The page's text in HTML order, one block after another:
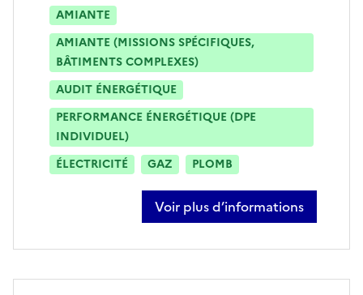
AMIANTE
AMIANTE (MISSIONS SPÉCIFIQUES,
BÂTIMENTS COMPLEXES)
AUDIT ÉNERGÉTIQUE
PERFORMANCE ÉNERGÉTIQUE (DPE
INDIVIDUEL)
ÉLECTRICITÉ
GAZ PLOMB
Voir plus d’informations
sur olivier forest